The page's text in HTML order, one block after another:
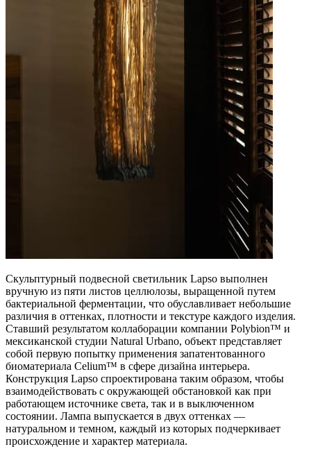
Скульптурный подвесной светильник Lapso выполнен
вручную из пяти листов целлюлозы, выращенной путем
бактериальной ферментации, что обуславливает небольшие
различия в оттенках, плотности и текстуре каждого изделия.
Ставший результатом коллаборации компании Polybion™ и
мексиканской студии Natural Urbano, объект представляет
собой первую попытку применения запатентованного
биоматериала Celium™ в сфере дизайна интерьера.
Конструкция Lapso спроектирована таким образом, чтобы
взаимодействовать с окружающей обстановкой как при
работающем источнике света, так и в выключенном
состоянии. Лампа выпускается в двух оттенках —
натуральном и темном, каждый из которых подчеркивает
происхождение и характер материала.